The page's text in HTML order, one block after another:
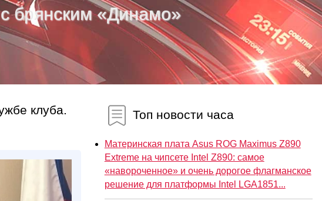
брянским «Динамо»
клуба.
Топ новости часа
Материнская плата Asus ROG Maximus Z890
Extreme на чипсете Intel Z890: самое
«навороченное» и очень дорогое флагманское
решение для платформы Intel LGA1851...